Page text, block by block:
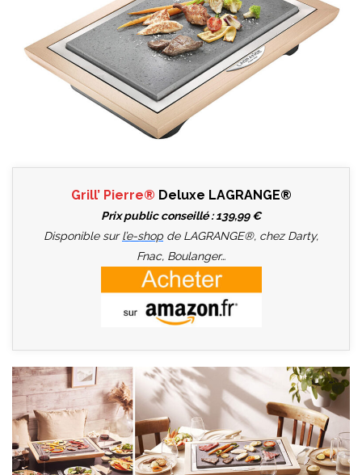
Grill’ Pierre® Deluxe LAGRANGE®
Prix public conseillé : 139,99 €
Disponible surl’e-shop de LAGRANGE®, chez Darty,
Fnac, Boulanger…